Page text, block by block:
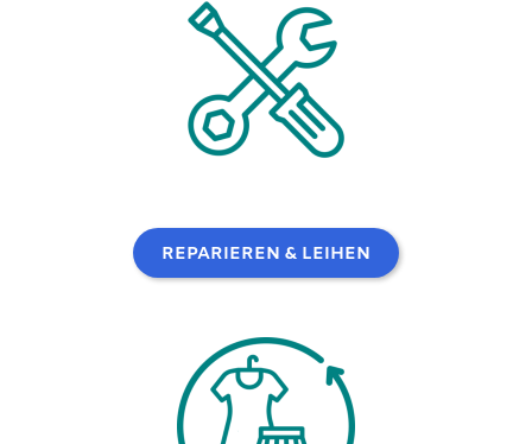
REPARIEREN & LEIHEN